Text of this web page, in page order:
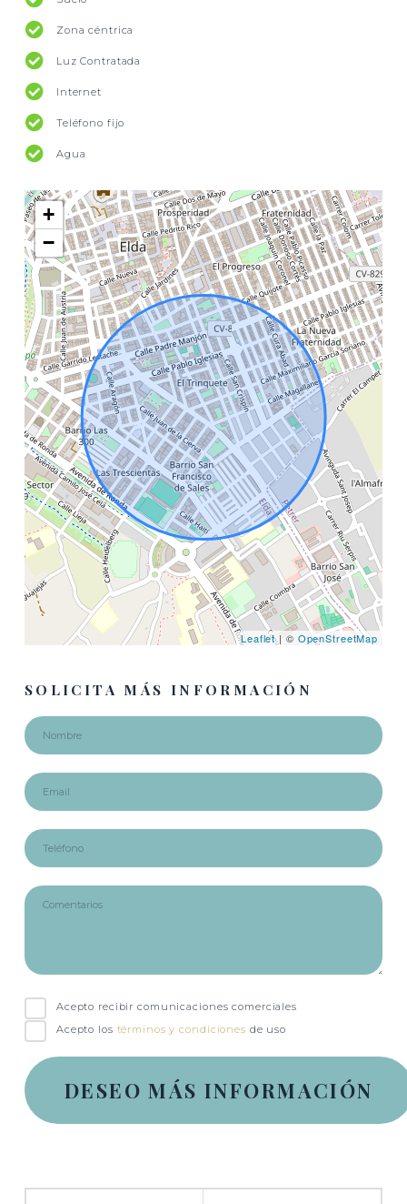
Zona céntrica
Luz Contratada
Internet
Teléfono fijo
Agua
+
−
Leaflet| © OpenStreetMap
SOLICITA MÁS INFORMACIÓN
Acepto recibir comunicaciones comerciales
Acepto los términos y condiciones de uso